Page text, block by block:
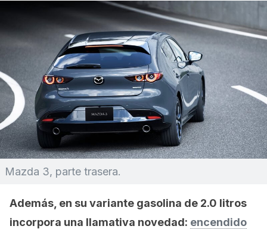
Mazda 3, parte trasera.
Además, en su variante gasolina de 2.0 litros
incorpora una llamativa novedad: encendido